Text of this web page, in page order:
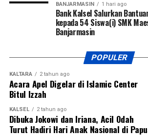
BANJARMASIN 1 hari ago
Bank Kalsel Salurkan
kepada 54 Siswa(i) SMK
Banjarmasin
POPULER
KALTARA 2 tahun ago
Acara Apel Digelar di Islamic Center
Bitul Izzah
KALSEL 2 tahun ago
Dibuka Jokowi dan Iriana, Acil Odah
Turut Hadiri Hari Anak Nasional di